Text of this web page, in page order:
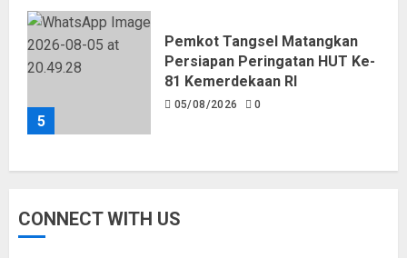
5
Pemkot Tangsel Matangkan
Persiapan Peringatan HUT Ke-
81 Kemerdekaan RI
05/08/2026 0
CONNECT WITH US